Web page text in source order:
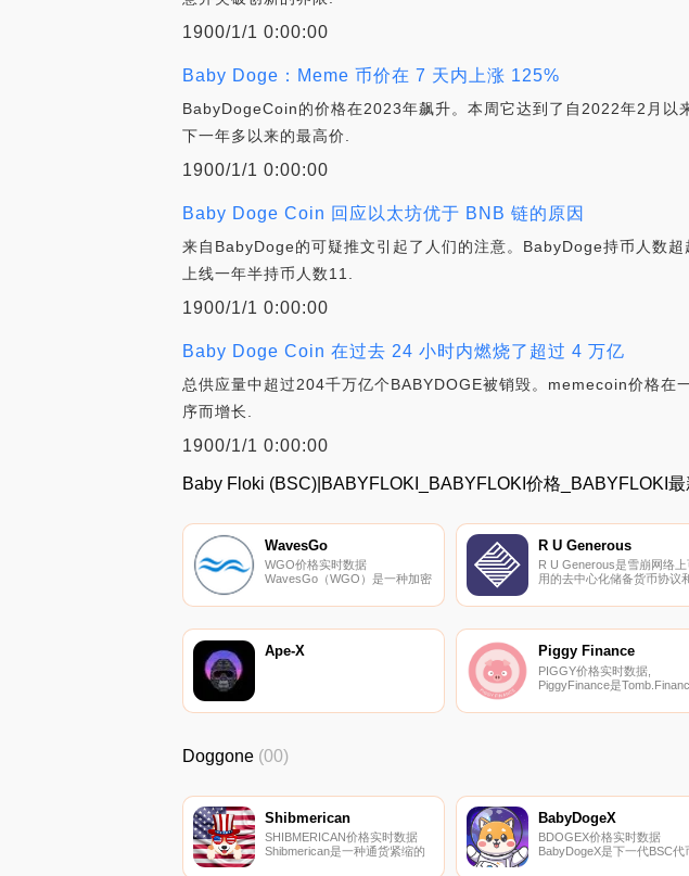
1900/1/1 0:00:00
Baby Doge：Meme 币价在 7 天内上涨 125%
BabyDogeCoin的价格在2023年飙升。本周它达到了自2022年2月以
下一年多以来的最高价.
1900/1/1 0:00:00
Baby Doge Coin 回应以太坊优于 BNB 链的原因
来自BabyDoge的可疑推文引起了人们的注意。BabyDoge持币人数
上线一年半持币人数11.
1900/1/1 0:00:00
Baby Doge Coin 在过去 24 小时内燃烧了超过 4 万亿
总供应量中超过204千万亿个BABYDOGE被销毁。memecoin价格
序而增长.
1900/1/1 0:00:00
Baby Floki (BSC)|BABYFLOKI_BABYFLOKI价格_BABYFLOKI
WavesGo
WGO价格实时数据
WavesGo（WGO）是一种加密
的电流供应。最近已知的
0.00。更多信息请访问
R U Generous
R U Generous是雪崩网络上
用的去中心化储备货币协议
在财政部提供支持,这为
通过注和铸造进入市场,类似于
OHM.
Ape-X Piggy Finance
PIGGY价格实时数据,
PiggyFinance是
$PIGGY算法代币是快速增
Doggone (00)
Shibmerican
SHIBMERICAN价格实时数据
Shibmerican是一种通货紧缩的
BabyDogeX
BDOGEX价格实时数据
BabyDogeX是下一代BSC代